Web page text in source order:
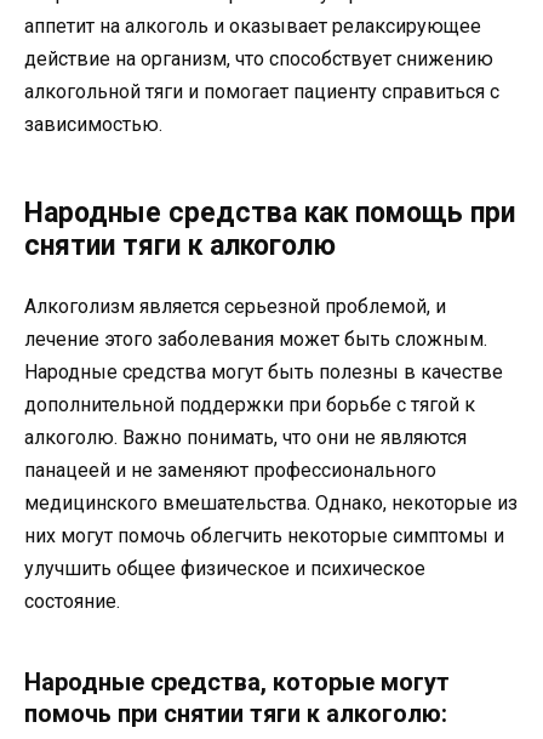
аппетит на алкоголь и оказывает релаксирующее
действие на организм, что способствует снижению
алкогольной тяги и помогает пациенту справиться с
зависимостью.
Народные средства как помощь при
снятии тяги к алкоголю
Алкоголизм является серьезной проблемой, и
лечение этого заболевания может быть сложным.
Народные средства могут быть полезны в качестве
дополнительной поддержки при борьбе с тягой к
алкоголю. Важно понимать, что они не являются
панацеей и не заменяют профессионального
медицинского вмешательства. Однако, некоторые из
них могут помочь облегчить некоторые симптомы и
улучшить общее физическое и психическое
состояние.
Народные средства, которые могут
помочь при снятии тяги к алкоголю: